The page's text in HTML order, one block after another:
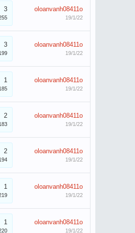
3 oloanvanh08411o
19/1/22
3 oloanvanh08411o
19/1/22
1 oloanvanh08411o
19/1/22
2 oloanvanh08411o
19/1/22
2 oloanvanh08411o
19/1/22
1 oloanvanh08411o
19/1/22
1 oloanvanh08411o
19/1/22